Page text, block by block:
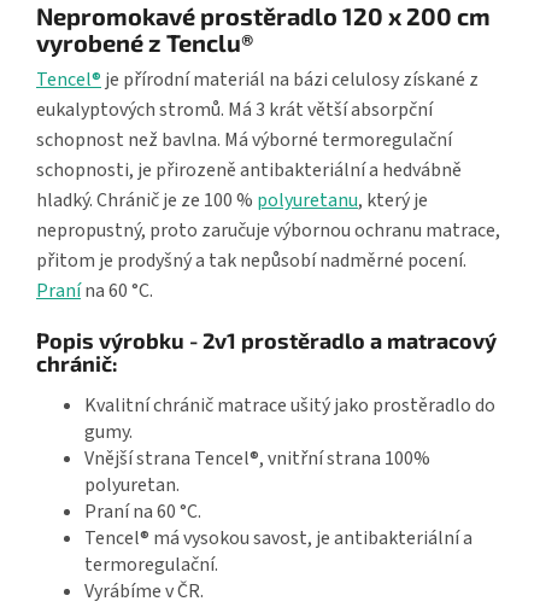
Nepromokavé prostěradlo 120 x 200 cm
vyrobené z Tenclu®
Tencel® je přírodní materiál na bázi celulosy získané z
eukalyptových stromů. Má 3 krát větší absorpční
schopnost než bavlna. Má výborné termoregulační
schopnosti, je přirozeně antibakteriální a hedvábně
hladký. Chránič je ze 100 % polyuretanu, který je
nepropustný, proto zaručuje výbornou ochranu matrace,
přitom je prodyšný a tak nepůsobí nadměrné pocení.
Pranína 60 °C.
Popis výrobku - 2v1 prostěradlo a matracový
chránič:
Kvalitní chránič matrace ušitý jako prostěradlo do
gumy.
Vnější strana Tencel®, vnitřní strana 100%
polyuretan.
Praní na 60 °C.
Tencel® má vysokou savost, je antibakteriální a
termoregulační.
Vyrábíme v ČR.